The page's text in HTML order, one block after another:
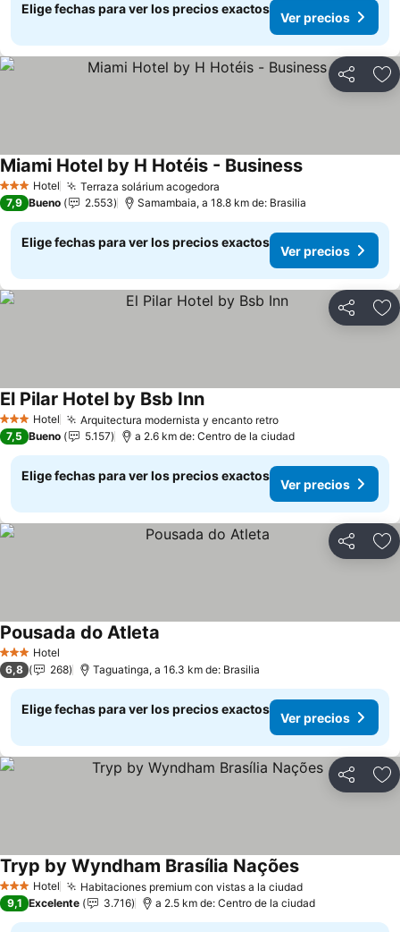
Elige fechas para ver los precios exactos
Ver precios
Compartir
3 Estrellas
Hotel Terraza solárium acogedora
Miami Hotel by H Hotéis - Business
7,9 Bueno 2.553 Samambaia, a 18.8 km de: Brasilia
Elige fechas para ver los precios exactos
Ver precios
Compartir
3 Estrellas
Hotel Arquitectura modernista y encanto retro
El Pilar Hotel by Bsb Inn
7,5 Bueno 5.157 a 2.6 km de: Centro de la ciudad
Elige fechas para ver los precios exactos
Ver precios
Compartir
3 Estrellas
Hotel
Pousada do Atleta
6,8 268 Taguatinga, a 16.3 km de: Brasilia
Elige fechas para ver los precios exactos
Ver precios
Compartir
3 Estrellas
Hotel Habitaciones premium con vistas a la ciudad
Tryp by Wyndham Brasília Nações
9,1 Excelente 3.716 a 2.5 km de: Centro de la ciudad